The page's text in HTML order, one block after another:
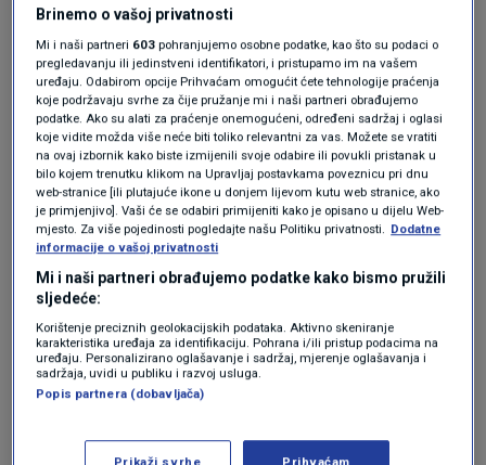
žalosti, skrećemo pozornost da Vlada Odlukom
ne regulira događaje privatnog karaktera, nego
javne događaje, i to isključivo zabavne
priredbe.
Športski i kulturni događaji javnog karaktera
mogu se održavati u subotu 26. travnja, ali bi
svoj sadržaj trebali prilagoditi na način da se u
razdoblju od 7 do 19h ne odvijaju zabavni
programi, u skladu s Odlukom Vlade kojom je
proglašen Dan žalosti.
Brinemo o vašoj privatnosti
Mi i naši partneri 603 pohranjujemo osobne podatke, kao što su podaci o
pregledavanju ili jedinstveni identifikatori, i pristupamo im na vašem
uređaju. Odabirom opcije Prihvaćam omogućit ćete tehnologije praćenja
koje podržavaju svrhe za čije pružanje mi i naši partneri obrađujemo
podatke. Ako su alati za praćenje onemogućeni, određeni sadržaj i oglasi
koje vidite možda više neće biti toliko relevantni za vas. Možete se vratiti
na ovaj izbornik kako biste izmijenili svoje odabire ili povukli pristanak u
bilo kojem trenutku klikom na Upravljaj postavkama poveznicu pri dnu
web-stranice [ili plutajuće ikone u donjem lijevom kutu web stranice, ako
je primjenjivo]. Vaši će se odabiri primijeniti kako je opisano u dijelu Web-
mjesto. Za više pojedinosti pogledajte našu Politiku privatnosti. Dodatne
informacije o vašoj privatnosti
Mi i naši partneri obrađujemo podatke kako bismo pružili
sljedeće:
Korištenje preciznih geolokacijskih podataka. Aktivno skeniranje
karakteristika uređaja za identifikaciju. Pohrana i/ili pristup podacima na
uređaju. Personalizirano oglašavanje i sadržaj, mjerenje oglašavanja i
sadržaja, uvidi u publiku i razvoj usluga.
Popis partnera (dobavljača)
Prikaži svrhe Prihvaćam